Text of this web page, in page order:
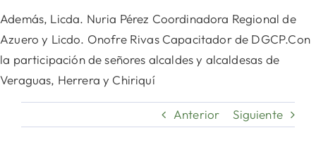
Además, Licda. Nuria Pérez Coordinadora Regional de
Azuero y Licdo. Onofre Rivas Capacitador de DGCP.Con
la participación de señores alcaldes y alcaldesas de
Veraguas, Herrera y Chiriquí
Anterior Siguiente